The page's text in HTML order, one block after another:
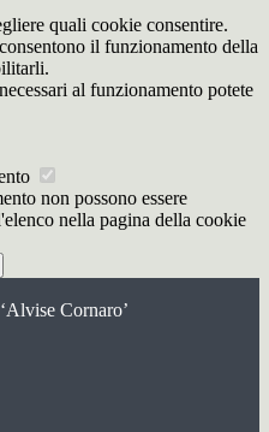
quali cookie consentire.
il funzionamento della
al funzionamento potete
non possono essere
nella pagina della cookie
Cornaro’